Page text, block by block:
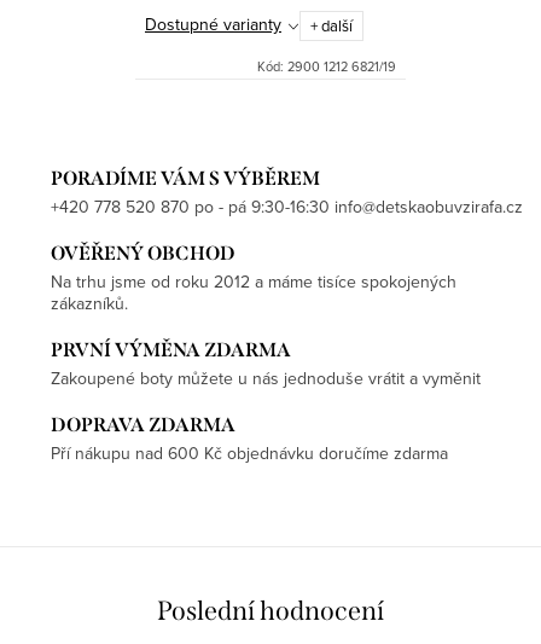
Dostupné varianty
+ další
Kód: 2900 1212 6821/19
PORADÍME VÁM S VÝBĚREM
+420 778 520 870 po - pá 9:30-16:30 info@detskaobuvzirafa.cz
OVĚŘENÝ OBCHOD
Na trhu jsme od roku 2012 a máme tisíce spokojených
zákazníků.
PRVNÍ VÝMĚNA ZDARMA
Zakoupené boty můžete u nás jednoduše vrátit a vyměnit
DOPRAVA ZDARMA
Pří nákupu nad 600 Kč objednávku doručíme zdarma
Poslední hodnocení